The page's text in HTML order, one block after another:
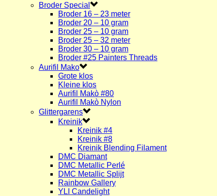
Broder Special
Broder 16 – 23 meter
Broder 20 – 10 gram
Broder 25 – 10 gram
Broder 25 – 32 meter
Broder 30 – 10 gram
Broder #25 Painters Threads
Aurifil Mako
Grote klos
Kleine klos
Aurifil Makò #80
Aurifil Makò Nylon
Glittergarens
Kreinik
Kreinik #4
Kreinik #8
Kreinik Blending Filament
DMC Diamant
DMC Metallic Perlé
DMC Metallic Splijt
Rainbow Gallery
YLI Candelight